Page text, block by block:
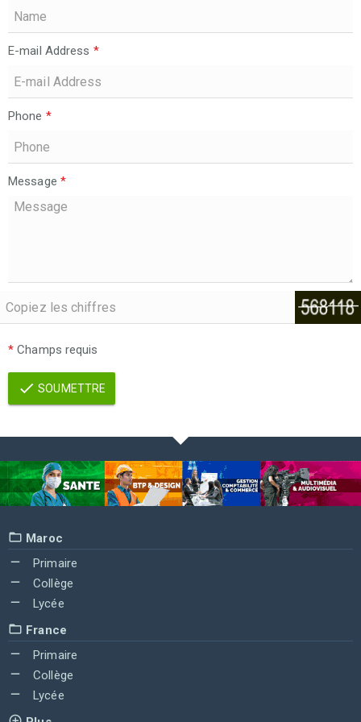
E-mail Address *
Phone *
Message *
* Champs requis
SOUMETTRE
Maroc
Primaire
Collège
Lycée
France
Primaire
Collège
Lycée